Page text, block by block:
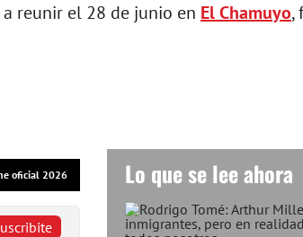
reunir el 28 de junio en El Chamuyo,
oficial 2026 Lo que se lee ahora